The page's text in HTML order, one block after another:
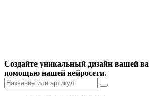
Создайте уникальный дизайн вашей
помощью нашей нейросети.